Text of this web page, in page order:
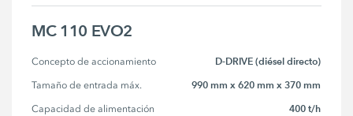
MC 110 EVO2
Concepto de accionamiento D-DRIVE (diésel directo)
Tamaño de entrada máx. 990 mm x 620 mm x 370 mm
Capacidad de alimentación
400 t/h